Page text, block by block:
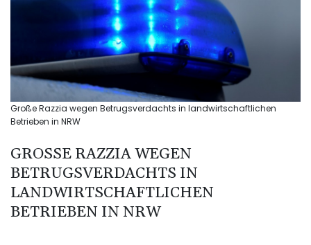
Große Razzia wegen Betrugsverdachts in landwirtschaftlichen
Betrieben in NRW
GROSSE RAZZIA WEGEN B
ETRUGSVERDACHTS IN L
ANDWIRTSCHAFTLICHEN B
ETRIEBEN IN NRW